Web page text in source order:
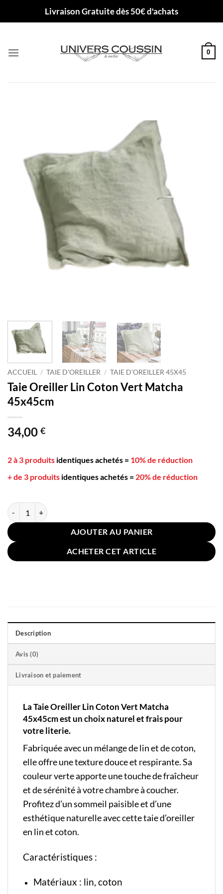
Livraison Gratuite dès 50€ d'achats
0
ACCUEIL / TAIE D'OREILLER / TAIE D'OREILLER 45X45
Taie Oreiller Lin Coton Vert Matcha
45x45cm
34,00 €
2 à 3 produits identiques achetés = 10% de réduction
+ de 3 produits identiques achetés = 20% de réduction
quantité de Taie Oreiller Lin Coton Vert Matcha 45x45cm
AJOUTER AU PANIER
ACHETER CET ARTICLE
Description
Avis (0)
Livraison et paiement
La Taie Oreiller Lin Coton Vert Matcha
45x45cm est un choix naturel et frais pour
votre literie.
Fabriquée avec un mélange de lin et de coton,
elle offre une texture douce et respirante. Sa
couleur verte apporte une touche de fraîcheur
et de sérénité à votre chambre à coucher.
Profitez d’un sommeil paisible et d’une
esthétique naturelle avec cette taie d’oreiller
en lin et coton.
Caractéristiques :
Matériaux : lin, coton